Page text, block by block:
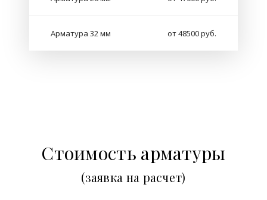
Арматура 32 мм от 48500 руб.
Стоимость арматуры
(заявка на расчет)